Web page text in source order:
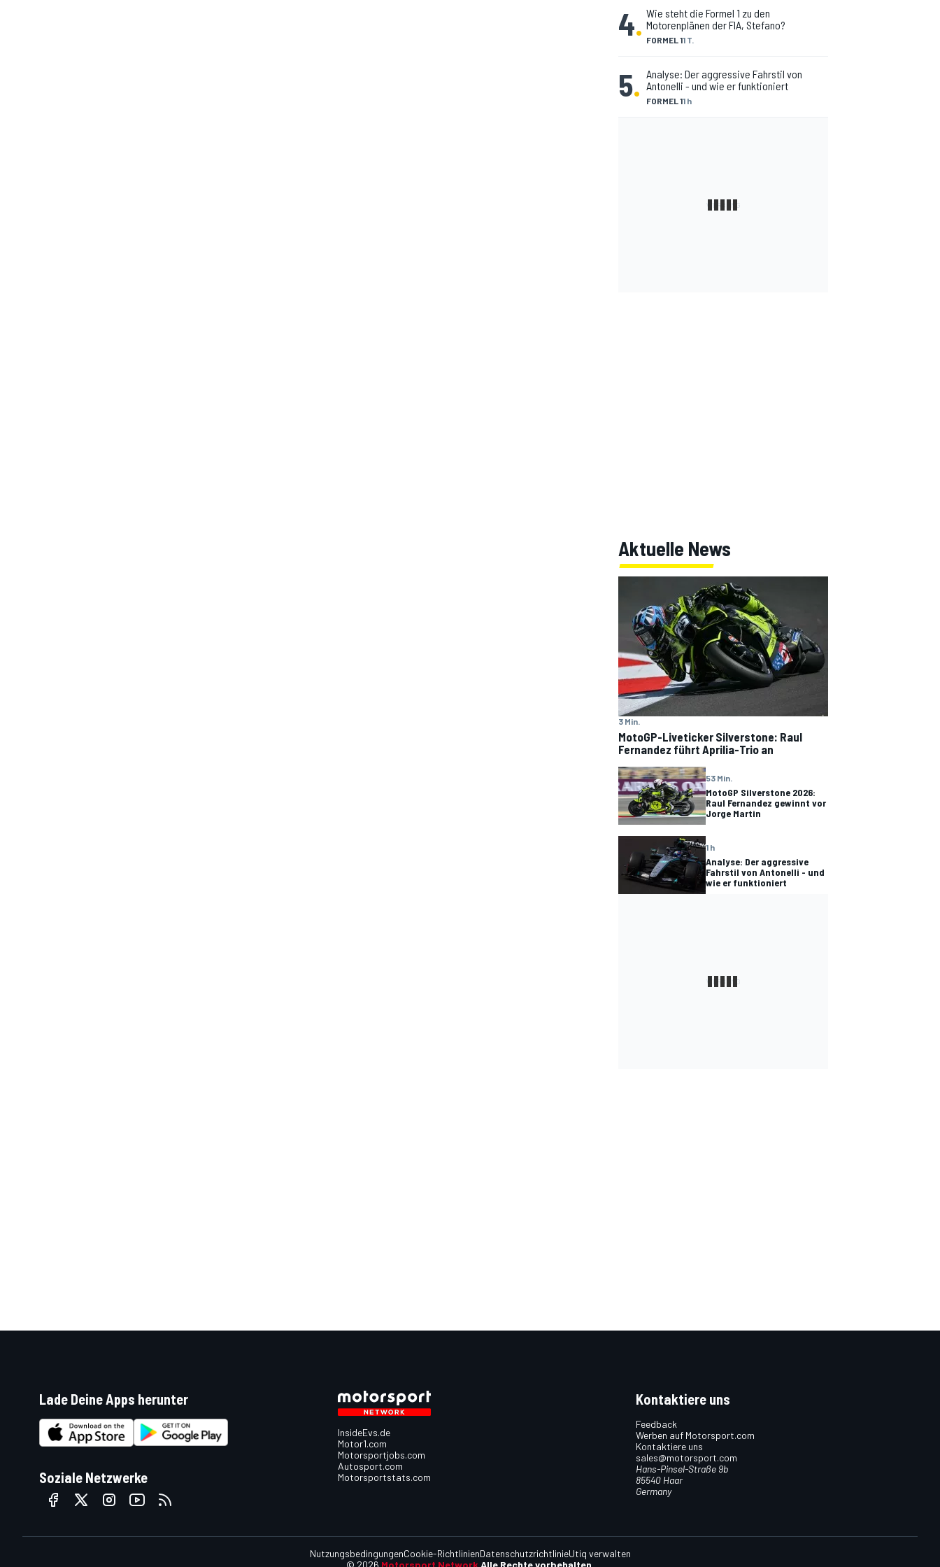
4. FORMEL 11 T.
Wie steht die Formel 1 zu den
Motorenplänen der FIA, Stefano?
5. FORMEL 11 h
Analyse: Der aggressive Fahrstil von
Antonelli - und wie er funktioniert
Aktuelle News
3 Min.
MotoGP-Liveticker Silverstone: Raul
Fernandez führt Aprilia-Trio an
53 Min.
MotoGP Silverstone 2026:
Raul Fernandez gewinnt vor
Jorge Martin
1 h
Analyse: Der aggressive
Fahrstil von Antonelli - und
wie er funktioniert
Lade Deine Apps herunter
Soziale Netzwerke
InsideEvs.de
Motor1.com
Motorsportjobs.com
Autosport.com
Motorsportstats.com
Kontaktiere uns
Feedback
Werben auf Motorsport.com
Kontaktiere uns
sales@motorsport.com
Hans-Pinsel-Straße 9b
85540 Haar
Germany
© 2026 Motorsport Network Alle Rechte vorbehalten.
NutzungsbedingungenCookie-RichtlinienDatenschutzrichtlinieUtiq verwalten